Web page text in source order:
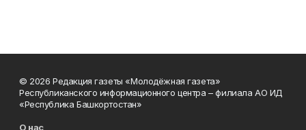
© 2026 Редакция газеты «Молодёжная газета»
Республиканского информационного центра – филиала АО ИД
«Республика Башкортостан»
О нас